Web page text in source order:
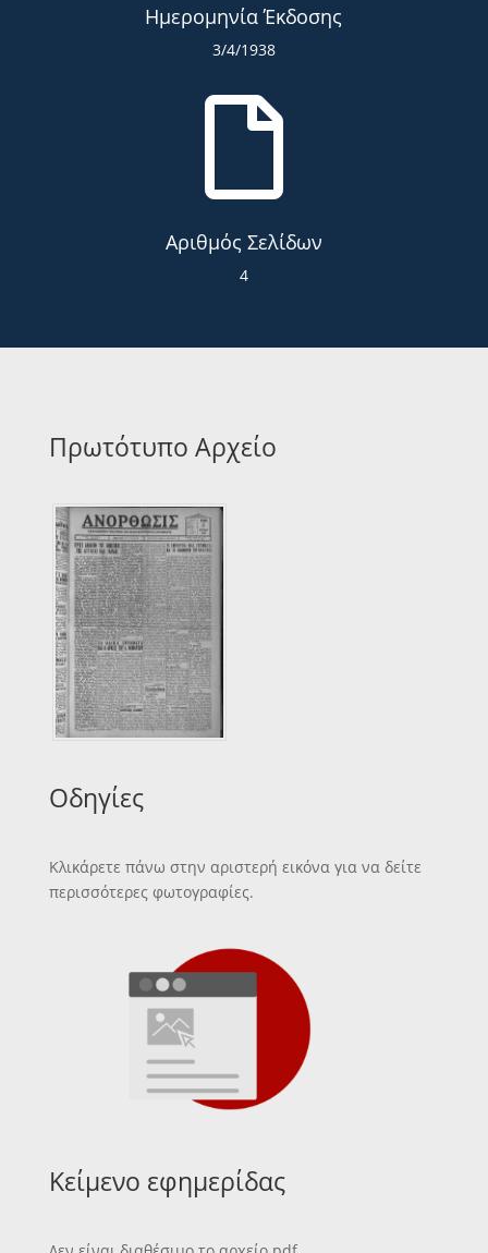
Ημερομηνία Έκδοσης
3/4/1938

Αριθμός Σελίδων
4
Πρωτότυπο Αρχείο
Οδηγίες
Κλικάρετε πάνω στην αριστερή εικόνα για να δείτε
περισσότερες φωτογραφίες.
Κείμενο εφημερίδας